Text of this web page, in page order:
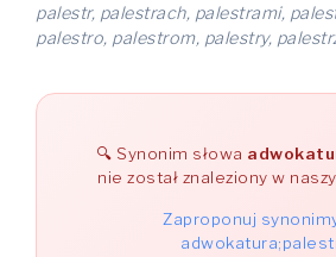
palestr, palestrach, palestrami,
palestro, palestrom, palestry,
Synonim słowa
nie został znaleziony w
Zaproponuj